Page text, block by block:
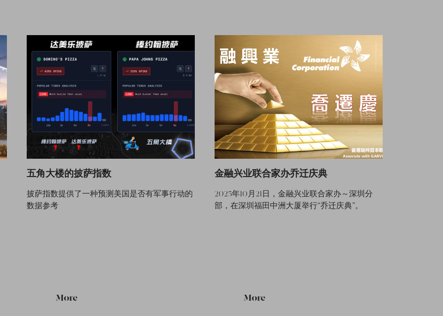
五角大楼的披萨指数
披萨指数提供了一种预测美国是否有军事行动的
数据参考
More
金融兴业联合家办乔迁庆典
2025年10月21日，金融兴业联合家办～深圳分
部，在深圳福田中洲大厦举行“乔迁庆典”。
More